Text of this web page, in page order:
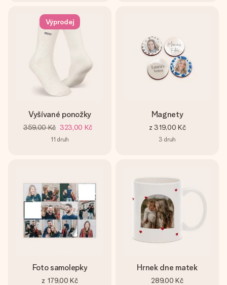
Výprodej
Vyšívané ponožky
359,00 Kč 323,00 Kč
11 druh
Magnety
z 319,00 Kč
3 druh
Foto samolepky
z 179,00 Kč
Hrnek dne matek
289,00 Kč